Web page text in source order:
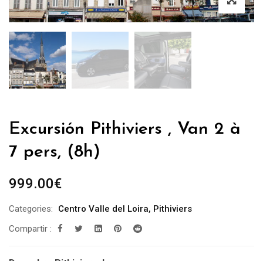
Excursión Pithiviers , Van 2 à
7 pers, (8h)
999.00€
Categories: Centro Valle del Loira, Pithiviers
Compartir :